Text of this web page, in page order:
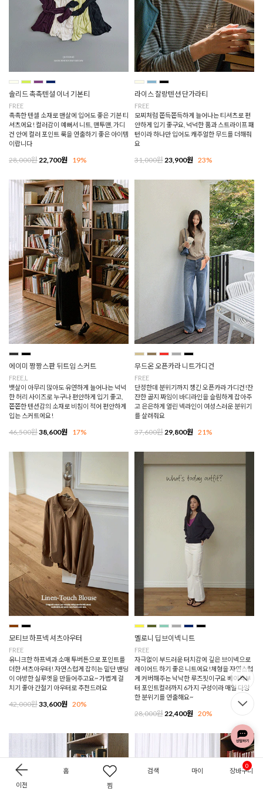
이전
홈
찜
검색 마이 장바구니
0
솔리드 촉촉텐셜 이너 기본티
FREE
촉촉한 텐셀 소재로 맨살에 입어도 좋은 기본 티
셔츠에요! 컬러감이 예뻐서 니트, 맨투맨, 가디
건 안에 컬러 포인트 룩을 연출하기 좋은 아이템
이랍니다
28,000원22,700원 19%
라이스 찰랑텐션 단가라티
FREE
모찌처럼 쫀득쫀득하게 늘어나는 티셔츠로 편
안하게 입기 좋구요, 넉넉한 품과 스트라이프 패
턴이라 하나만 입어도 캐주얼한 무드를 더해줘
요
31,000원23,900원 23%
에이미 짱짱스판 뒤트임 스커트
FREE,L
뱃살이 아무리 많아도 유연하게 늘어나는 넉넉
한 허리 사이즈로 누구나 편안하게 입기 좋고,
쫀쫀한 텐션감의 소재로 비침이 적어 편안하게
입는 스커트에요!
46,500원38,600원 17%
무드온 오픈카라 니트가디건
FREE
단정한데 분위기까지 챙긴 오픈카라 가디건!잔
잔한 골지 짜임이 바디라인을 슬림하게 잡아주
고 은은하게 열린 넥라인이 여성스러운 분위기
를 살려줘요
37,600원 29,800원 21%
모티브 하프넥 셔츠아우터
FREE
유니크한 하프넥과 소매 투버튼으로 포인트를
더한 셔츠아우터! 자연스럽게 잡히는 밑단 밴딩
이 아방한 실루엣을 만들어주고요~ 가볍게 걸
치기 좋아 간절기 아우터로 추천드려요
42,000원33,600원 20%
멜로니 딥브이넥 니트
FREE
자극없이 부드러운 터치감에 깊은 브이넥으로
레이어드 하기 좋은 니트에요!체형을 자연스럽
게 커버해주는 낙낙한 루즈핏이구요 베이직부
터 포인트컬러까지 6가지 구성이라 매일 다양
한 분위기를 연출해요~
28,000원 22,400원 20%